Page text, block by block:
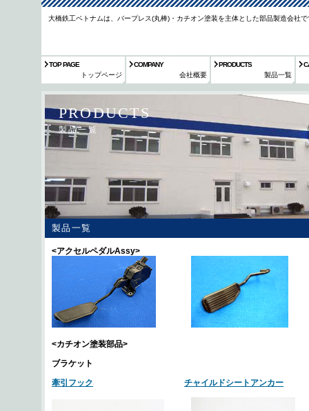
大橋鉄工ベトナムは、バープレス(丸棒)・カチオン塗装を主体とした部品製造会社で
製品一覧
PRODUCTS
製品一覧
<アクセルペダルAssy>
<カチオン塗装部品>
ブラケット
牽引フック
チャイルドシートアンカー
トップページ
TOP PAGE
会社概要
COMPANY
製品一覧
PRODUCTS